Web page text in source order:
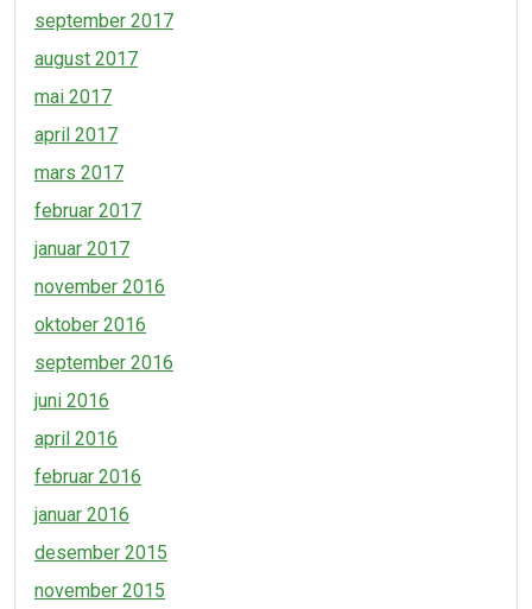
september 2017
august 2017
mai 2017
april 2017
mars 2017
februar 2017
januar 2017
november 2016
oktober 2016
september 2016
juni 2016
april 2016
februar 2016
januar 2016
desember 2015
november 2015